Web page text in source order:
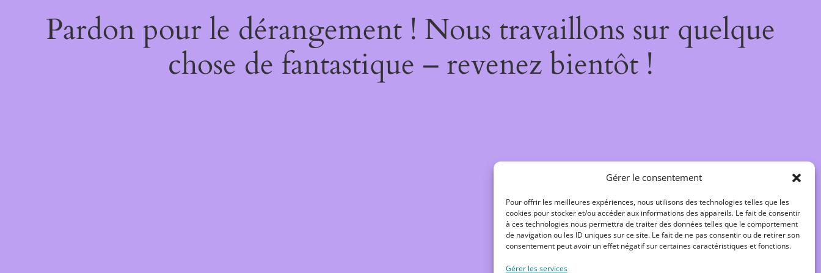
Gérer le consentement
Pour offrir les meilleures expériences, nous utilisons des technologies telles que les
cookies pour stocker et/ou accéder aux informations des appareils. Le fait de consentir
à ces technologies nous permettra de traiter des données telles que le comportement
de navigation ou les ID uniques sur ce site. Le fait de ne pas consentir ou de retirer son
consentement peut avoir un effet négatif sur certaines caractéristiques et fonctions.
Gérer les services
Pardon pour le dérangement ! Nous travaillons sur quelque
chose de fantastique – revenez bientôt !